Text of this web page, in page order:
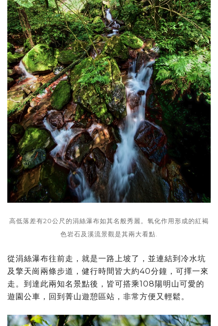
高低落差有20公尺的涓絲瀑布如其名般秀麗。氧化作用形成的紅褐
色岩石及溪流景觀是其兩大看點.
從涓絲瀑布往前走，就是一路上坡了，並連結到冷水坑
及擎天崗兩條步道，健行時間皆大約40分鐘，可擇一來
走。到達此兩知名景點後，皆可搭乘108陽明山可愛的
遊園公車，回到菁山遊憩區站，非常方便又輕鬆。